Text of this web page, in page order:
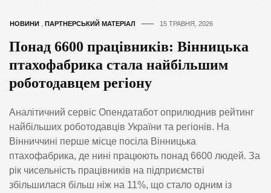
НОВИНИ ПАРТНЕРСЬКИЙ МАТЕРІАЛ 15 ТРАВНЯ, 2026
Понад 6600 працівників: Вінницька
птахофабрика стала найбільшим
роботодавцем регіону
Аналітичний сервіс Опендатабот оприлюднив рейтинг
найбільших роботодавців України та регіонів. На
Вінниччині перше місце посіла Вінницька
птахофабрика, де нині працюють понад 6600 людей. За
рік чисельність працівників на підприємстві
збільшилася більш ніж на 11%, що стало одним із